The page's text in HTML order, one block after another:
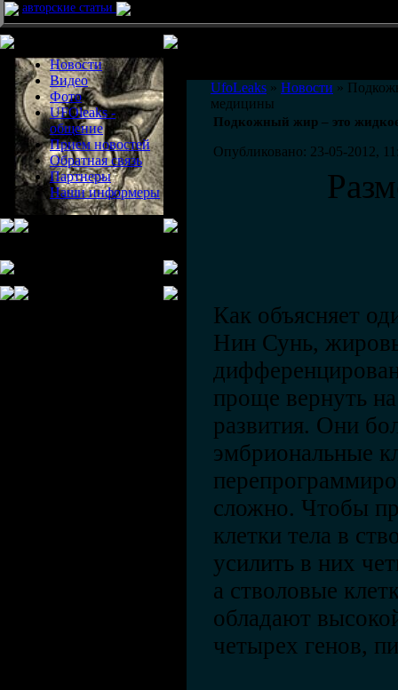
авторские статьи
Новости
Видео
Фото
UFOleaks -
общение
Прием новостей
Обратная связь
Партнеры
Наши информеры
UfoLeaks » Новости »
медицины
Подкожный жир – это
Опубликовано: 23-05-2012,
Как объясняет
Нин Сунь,
проще вернуть
развития. Они
эмбриональные
сложно. Чтобы
клетки тела в
усилить в них
а стволовые
обладают
четырех генов,